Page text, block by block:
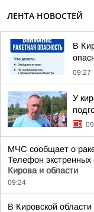
ЛЕНТА НОВОСТЕЙ
В
09:27
У
МЧС сообщает о
Телефон экстренных
Кирова и области
09:24
В Кировской